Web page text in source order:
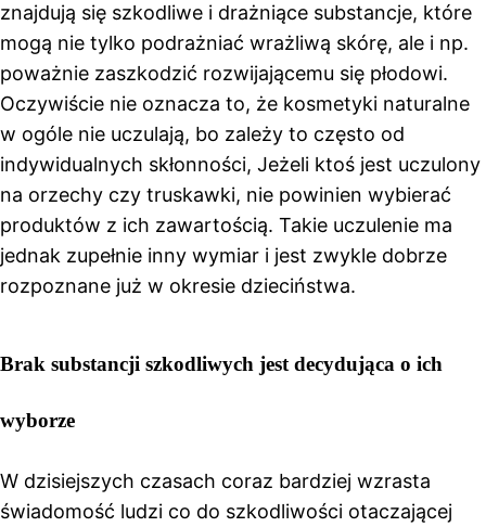
znajdują się szkodliwe i drażniące substancje, które
mogą nie tylko podrażniać wrażliwą skórę, ale i np.
poważnie zaszkodzić rozwijającemu się płodowi.
Oczywiście nie oznacza to, że kosmetyki naturalne
w ogóle nie uczulają, bo zależy to często od
indywidualnych skłonności, Jeżeli ktoś jest uczulony
na orzechy czy truskawki, nie powinien wybierać
produktów z ich zawartością. Takie uczulenie ma
jednak zupełnie inny wymiar i jest zwykle dobrze
rozpoznane już w okresie dzieciństwa.
Brak substancji szkodliwych jest decydująca o ich
wyborze
W dzisiejszych czasach coraz bardziej wzrasta
świadomość ludzi co do szkodliwości otaczającej